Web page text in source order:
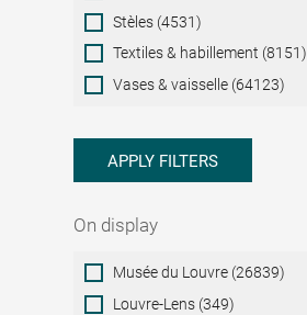
Stèles (4531)
Textiles & habillement (8151)
Vases & vaisselle (64123)
APPLY FILTERS
On display
On
display
Musée du Louvre (26839)
Louvre-Lens (349)